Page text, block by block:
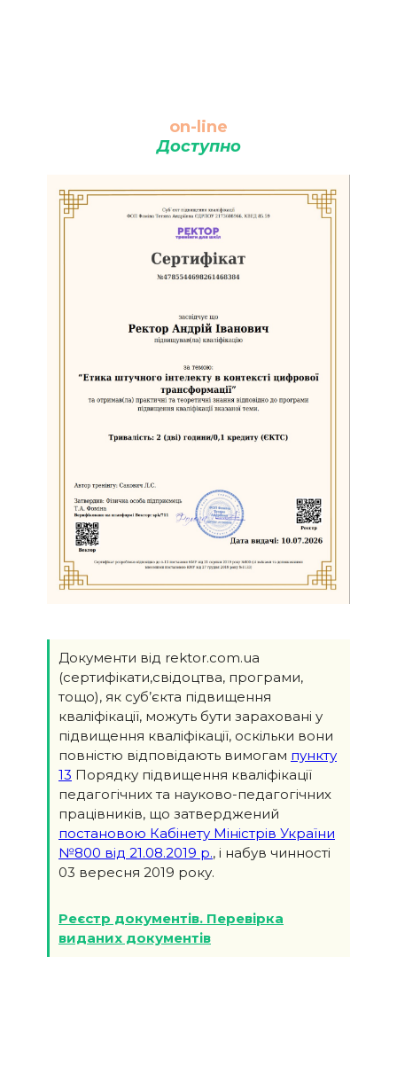
on-line
Доступно
Документи від rektor.com.ua
(сертифікати,свідоцтва, програми,
тощо), як суб’єкта підвищення
кваліфікації, можуть бути зараховані у
підвищення кваліфікації, оскільки вони
повністю відповідають вимогам пункту
13 Порядку підвищення кваліфікації
педагогічних та науково-педагогічних
працівників, що затверджений
постановою Кабінету Міністрів України
№800 від 21.08.2019 р., і набув чинності
03 вересня 2019 року.
Реєстр документів. Перевірка
виданих документів